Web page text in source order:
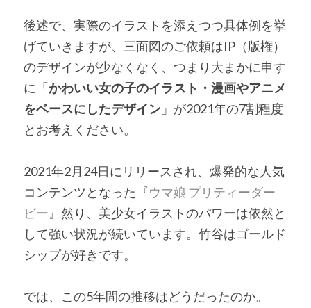
後述で、実際のイラストを添えつつ具体例を挙
げていきますが、三面図のご依頼はIP（版権）
のデザインが少なくなく、つまり大まかに申す
に「かわいい女の子のイラスト・漫画やアニメ
をベースにしたデザイン 」が2021年の7割程度
とお考えください。
2021年2月24日にリリースされ、爆発的な人気
コンテンツとなった『ウマ娘 プリティーダー
ビー 』然り、美少女イラストのパワーは依然と
して強い状況が続いています。竹谷はゴールド
シップが好きです。
では、この5年間の推移はどうだったのか。